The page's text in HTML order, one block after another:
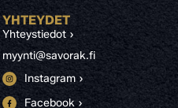
YHTEYDET
Yhteystiedot ›
myynti@savorak.fi
Instagram ›
Facebook ›